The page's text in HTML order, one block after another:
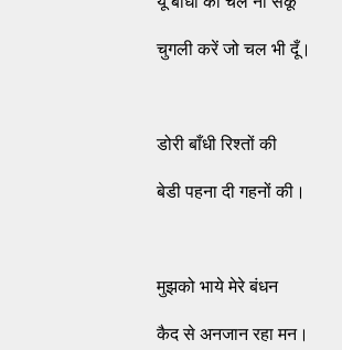
चुगली करें जो चल भी दूँ।
डोरी बाँधी रिश्तों की
बेडी पहना दी गहनों की।
मुझको भाये मेरे बंधन
कैद से अनजान रहा मन।